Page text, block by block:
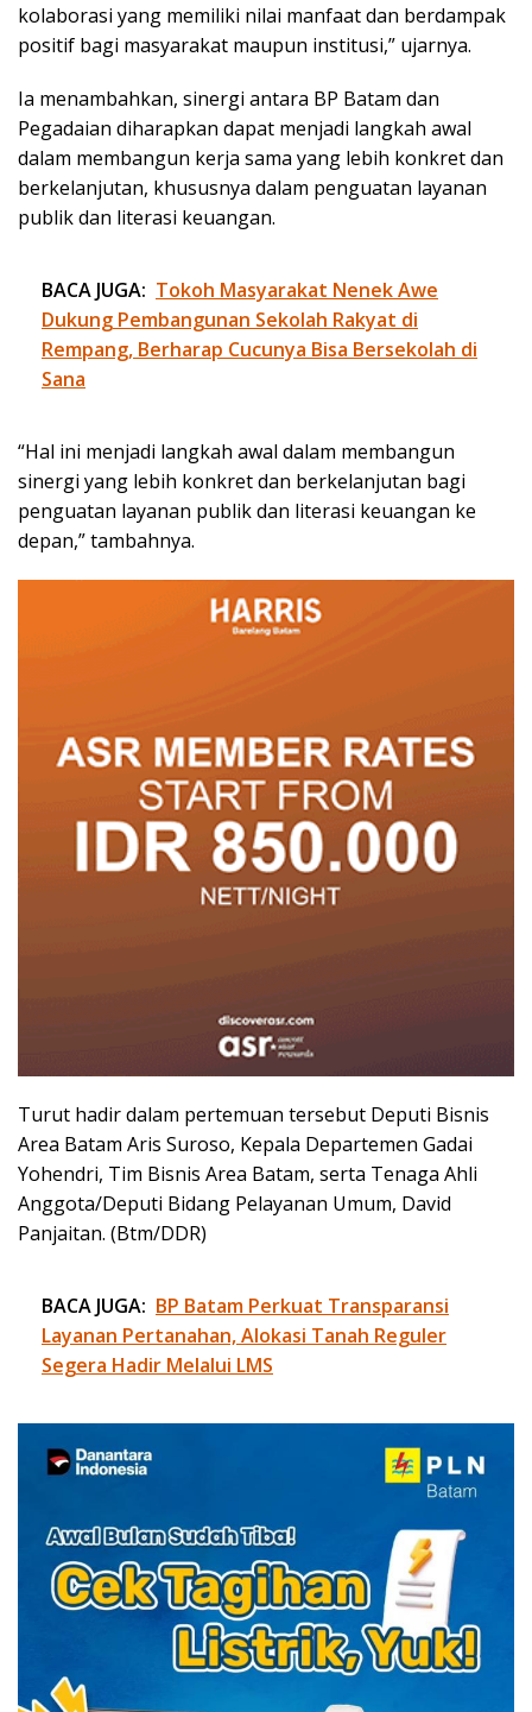
kolaborasi yang memiliki nilai manfaat dan berdampak
positif bagi masyarakat maupun institusi,” ujarnya.
Ia menambahkan, sinergi antara BP Batam dan
Pegadaian diharapkan dapat menjadi langkah awal
dalam membangun kerja sama yang lebih konkret dan
berkelanjutan, khususnya dalam penguatan layanan
publik dan literasi keuangan.
BACA JUGA: Tokoh Masyarakat Nenek Awe
Dukung Pembangunan Sekolah Rakyat di
Rempang, Berharap Cucunya Bisa Bersekolah di
Sana
“Hal ini menjadi langkah awal dalam membangun
sinergi yang lebih konkret dan berkelanjutan bagi
penguatan layanan publik dan literasi keuangan ke
depan,” tambahnya.
Turut hadir dalam pertemuan tersebut Deputi Bisnis
Area Batam Aris Suroso, Kepala Departemen Gadai
Yohendri, Tim Bisnis Area Batam, serta Tenaga Ahli
Anggota/Deputi Bidang Pelayanan Umum, David
Panjaitan. (Btm/DDR)
BACA JUGA: BP Batam Perkuat Transparansi
Layanan Pertanahan, Alokasi Tanah Reguler
Segera Hadir Melalui LMS